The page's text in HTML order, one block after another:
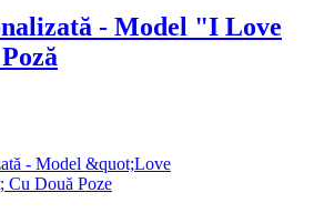
- Model "I Love